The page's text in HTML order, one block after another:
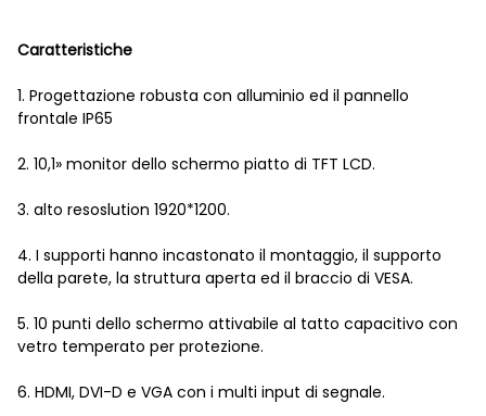
Caratteristiche
1. Progettazione robusta con alluminio ed il pannello
frontale IP65
2. 10,1» monitor dello schermo piatto di TFT LCD.
3. alto resoslution 1920*1200.
4. I supporti hanno incastonato il montaggio, il supporto
della parete, la struttura aperta ed il braccio di VESA.
5. 10 punti dello schermo attivabile al tatto capacitivo con
vetro temperato per protezione.
6. HDMI, DVI-D e VGA con i multi input di segnale.